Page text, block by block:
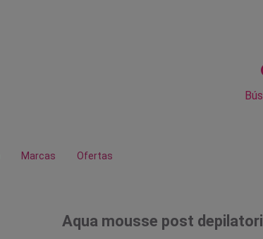
Marcas Ofertas
Aqua mousse post